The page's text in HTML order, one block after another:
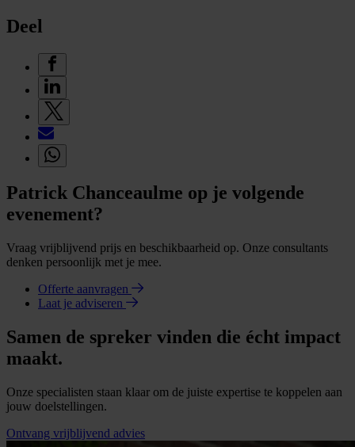
Deel
Patrick Chanceaulme op je volgende
evenement?
Vraag vrijblijvend prijs en beschikbaarheid op. Onze consultants
denken persoonlijk met je mee.
Offerte aanvragen
Laat je adviseren
Samen de spreker vinden die écht impact
maakt.
Onze specialisten staan klaar om de juiste expertise te koppelen aan
jouw doelstellingen.
Ontvang vrijblijvend advies